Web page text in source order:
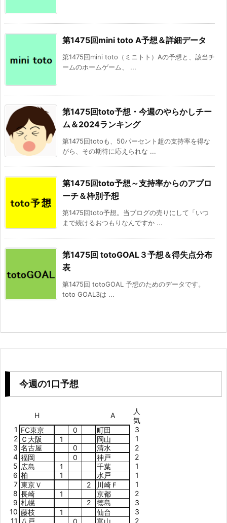
第1475回mini toto A予想＆詳細データ
第1475回mini toto（ミニトト）Aの予想と、該当チ
ームのホームゲーム、 ...
第1475回toto予想・今週のやらかしチー
ム＆2024ランキング
第1475回totoも、50パーセント超の支持率を得な
がら、その期待に応えられな ...
第1475回toto予想～支持率からのアプロ
ーチ＆枠別予想
第1475回toto予想。当ブログの売りにして「いつ
まで続けるおつもりなんですか ...
第1475回 totoGOAL３予想＆得失点分布
表
第1475回 totoGOAL 予想のためのデータです。
toto GOAL3は ...
今週の1口予想
H A
人
気
1 FC東京 0 町田
3
2 Ｃ大阪 1 岡山
1
3 名古屋 0 清水
2
4 福岡 0 神戸
2
5 広島 1 千葉
1
6 柏 1 水戸
1
7 東京Ｖ 2 川崎Ｆ
1
8 長崎 1 京都
2
9 札幌 2 徳島
3
10 藤枝 1 仙台
3
11
八戸 0 富山 2